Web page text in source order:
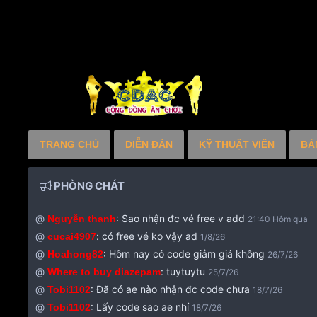
TRANG CHỦ DIỄN ĐÀN KỸ THUẬT VIÊN
PHÒNG CHÁT
@ Nguyễn thanh: Sao nhận đc vé free v add 21:40 Hôm qua
@ cucai4907: có free vé ko vậy ad 1/8/26
@ Hoahong82: Hôm nay có code giảm giá không 26/7/26
@ Where to buy diazepam: tuytuytu 25/7/26
@ Tobi1102:Đã có ae nào nhận đc code chưa 18/7/26
@ Tobi1102: Lấy code sao ae nhỉ 18/7/26